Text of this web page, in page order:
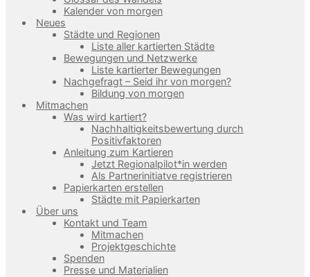
Kalender von morgen
Neues
Städte und Regionen
Liste aller kartierten Städte
Bewegungen und Netzwerke
Liste kartierter Bewegungen
Nachgefragt – Seid ihr von morgen?
Bildung von morgen
Mitmachen
Was wird kartiert?
Nachhaltigkeitsbewertung durch
Positivfaktoren
Anleitung zum Kartieren
Jetzt Regionalpilot*in werden
Als Partnerinitiatve registrieren
Papierkarten erstellen
Städte mit Papierkarten
Über uns
Kontakt und Team
Mitmachen
Projektgeschichte
Spenden
Presse und Materialien